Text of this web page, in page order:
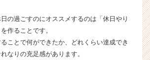
企
業
の過ごすのにオススメするのは「休日やり
作ることです。
ことで何ができたか、どれくらい達成でき
なりの充足感があります。